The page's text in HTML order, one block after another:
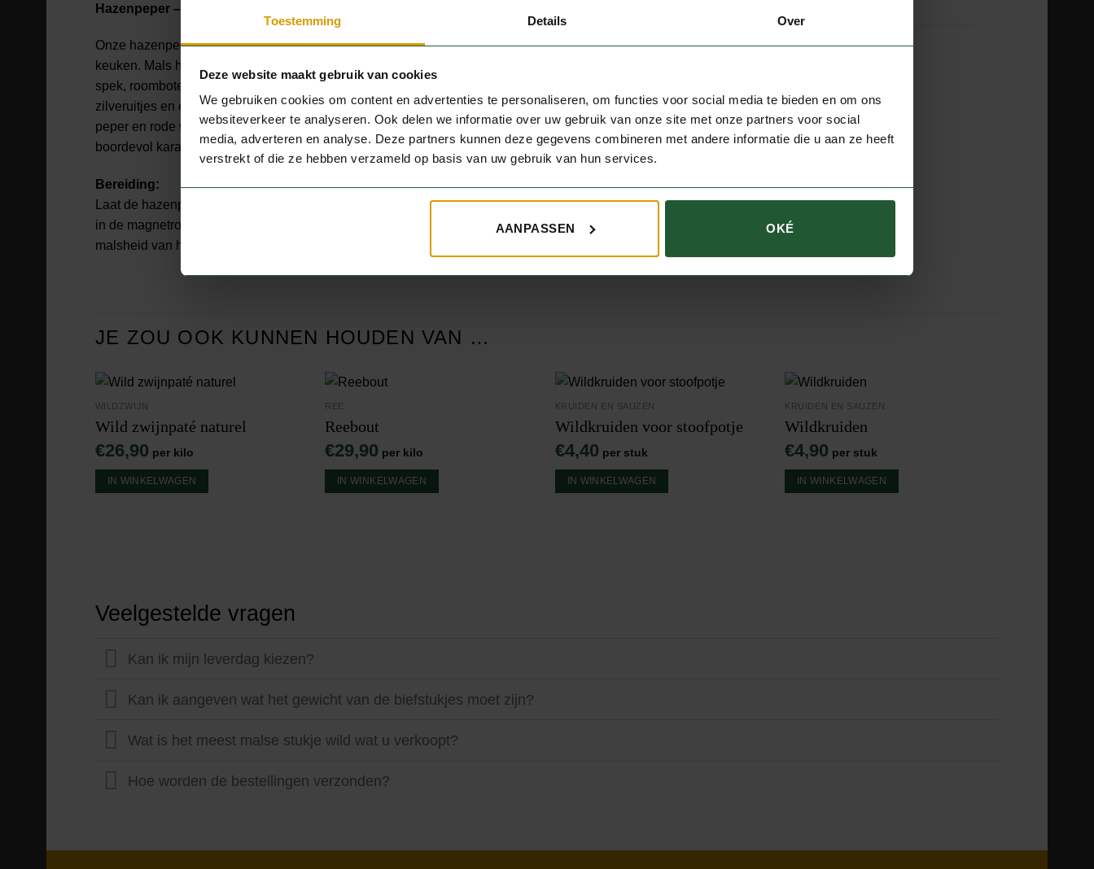
Toestemming Details Over
Deze website maakt gebruik van cookies
We gebruiken cookies om content en advertenties te personaliseren, om functies voor social media te bieden en om ons
websiteverkeer te analyseren. Ook delen we informatie over uw gebruik van onze site met onze partners voor social
media, adverteren en analyse. Deze partners kunnen deze gegevens combineren met andere informatie die u aan ze heeft
verstrekt of die ze hebben verzameld op basis van uw gebruik van hun services.
AANPASSEN OKÉ
Hazenpeper – ambachtelijk en vol van smaak
Onze hazenpeper wordt met liefde en vakmanschap bereid in onze eigen
keuken. Mals hazenachterboutvlees wordt gecombineerd met mager
spek, roomboter, verse ui, wortel, champignons, gepureerde tomaten,
zilveruitjes en een zorgvuldig geselecteerde mix van wildkruiden, tijm,
peper en rode wijn. Het resultaat is een rijke, aromatische stoofschotel
boordevol karakter.
Bereiding:
Laat de hazenpeper eerst ontdooien en verwarm hem daarna voorzichtig
in de magnetron tot hij volledig heet is. Zo behoudt u de volle smaak en
malsheid van het vlees.
JE ZOU OOK KUNNEN HOUDEN VAN …
WILDZWIJN
Wild zwijnpaté naturel
€26,90 per kilo
IN WINKELWAGEN
REE
Reebout
€29,90 per kilo
IN WINKELWAGEN
KRUIDEN EN SAUZEN
Wildkruiden voor stoofpotje
€4,40 per stuk
IN WINKELWAGEN
KRUIDEN EN SAUZEN
Wildkruiden
€4,90 per stuk
IN WINKELWAGEN
Veelgestelde vragen
Kan ik mijn leverdag kiezen?
Kan ik aangeven wat het gewicht van de biefstukjes moet zijn?
Wat is het meest malse stukje wild wat u verkoopt?
Hoe worden de bestellingen verzonden?